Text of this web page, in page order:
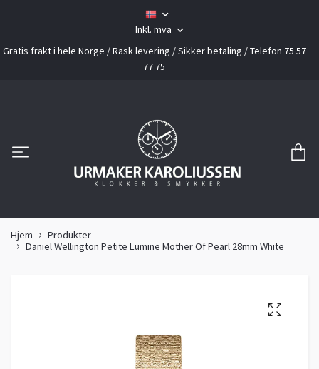
Inkl. mva
Gratis frakt i hele Norge / Rask levering / Sikker betaling / Telefon 75 57
77 75
Hjem
Produkter
Daniel Wellington Petite Lumine Mother Of Pearl 28mm White